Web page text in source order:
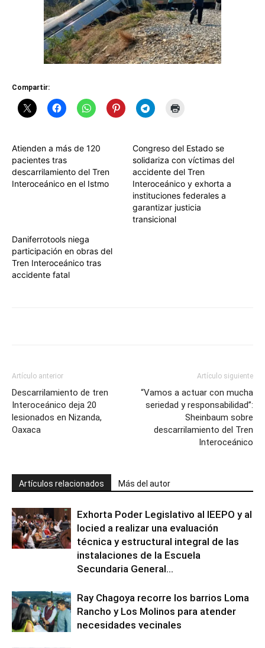
Compartir:
Atienden a más de 120
pacientes tras
descarrilamiento del Tren
Interoceánico en el Istmo
Congreso del Estado se
solidariza con víctimas del
accidente del Tren
Interoceánico y exhorta a
instituciones federales a
garantizar justicia
transicional
Daniferrotools niega
participación en obras del
Tren Interoceánico tras
accidente fatal
Artículo anterior
Descarrilamiento de tren
Interoceánico deja 20
lesionados en Nizanda,
Oaxaca
Artículo siguiente
“Vamos a actuar con mucha
seriedad y responsabilidad”:
Sheinbaum sobre
descarrilamiento del Tren
Interoceánico
Artículos relacionados Más del autor
Exhorta Poder Legislativo al IEEPO y al
Iocied a realizar una evaluación
técnica y estructural integral de las
instalaciones de la Escuela
Secundaria General...
Ray Chagoya recorre los barrios Loma
Rancho y Los Molinos para atender
necesidades vecinales